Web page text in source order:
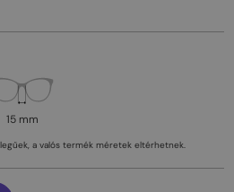
15 mm
a valós termék méretek eltérhetnek.